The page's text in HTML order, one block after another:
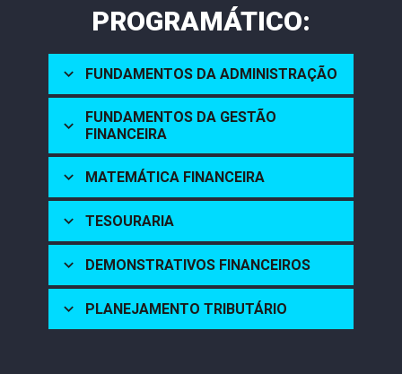
PROGRAMÁTICO:
FUNDAMENTOS DA ADMINISTRAÇÃO
FUNDAMENTOS DA GESTÃO
FINANCEIRA
MATEMÁTICA FINANCEIRA
TESOURARIA
DEMONSTRATIVOS FINANCEIROS
PLANEJAMENTO TRIBUTÁRIO